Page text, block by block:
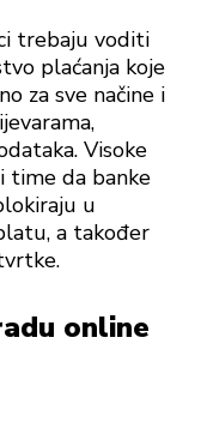
trebaju voditi
plaćanja koje
za sve načine i
Visoke
time da banke
u
a također
online